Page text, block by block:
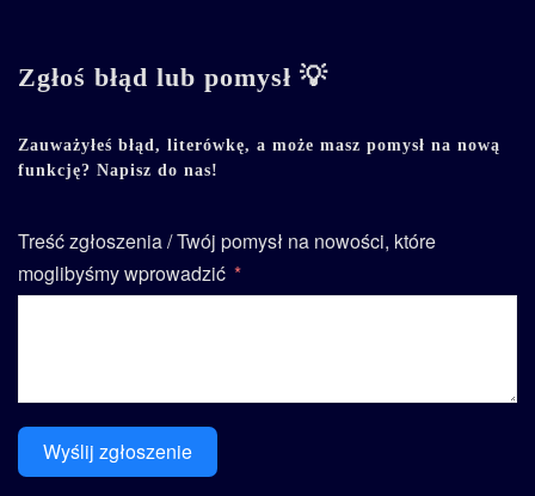
Zgłoś błąd lub pomysł 💡
Zauważyłeś błąd, literówkę, a może masz pomysł na nową
funkcję? Napisz do nas!
Treść zgłoszenia / Twój pomysł na nowości, które
moglibyśmy wprowadzić
Wyślij zgłoszenie